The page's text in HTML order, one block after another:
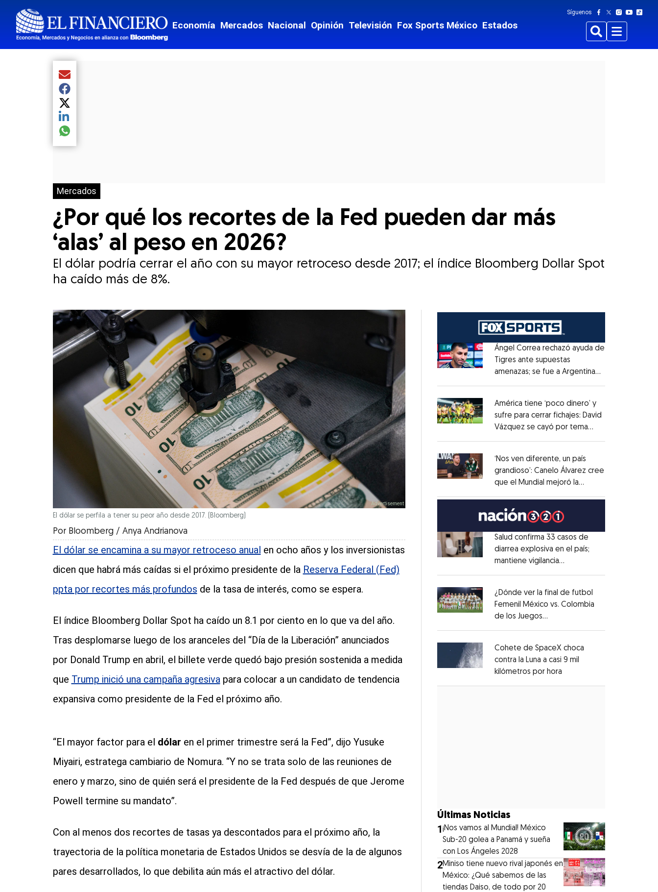
Economía Mercados Nacional Opinión Televisión Fox Sports México Estados
Síguenos
BuscarMenu
Mercados
¿Por qué los recortes de la Fed pueden dar más
‘alas’ al peso en 2026?
El dólar podría cerrar el año con su mayor retroceso desde 2017; el índice Bloomberg Dollar Spot
ha caído más de 8%.
Compartir el artículo actual mediante Email
Compartir el artículo actual mediante Facebook
Compartir el artículo actual mediante Twitter
Compartir el artículo actual mediante LinkedIn
Compartir el artículo actual mediante global.social-whatsapp
El dólar se perfila a tener su peor año desde 2017. (Bloomberg)
Por Bloomberg / Anya Andrianova
El dólar se encamina a su mayor retroceso anual en ocho años y los inversionistas
dicen que habrá más caídas si el próximo presidente de la Reserva Federal (Fed)
ppta por recortes más profundos de la tasa de interés, como se espera.
El índice Bloomberg Dollar Spot ha caído un 8.1 por ciento en lo que va del año.
Tras desplomarse luego de los aranceles del “Día de la Liberación” anunciados
por Donald Trump en abril, el billete verde quedó bajo presión sostenida a medida
que Trump inició una campaña agresivapara colocar a un candidato de tendencia
expansiva como presidente de la Fed el próximo año.
“El mayor factor para el dólar en el primer trimestre será la Fed”, dijo Yusuke
Miyairi, estratega cambiario de Nomura. “Y no se trata solo de las reuniones de
enero y marzo, sino de quién será el presidente de la Fed después de que Jerome
Powell termine su mandato”.
Con al menos dos recortes de tasas ya descontados para el próximo año, la
trayectoria de la política monetaria de Estados Unidos se desvía de la de algunos
pares desarrollados, lo que debilita aún más el atractivo del dólar.
Opens in new window
Ángel Correa rechazó ayuda de
Tigres ante supuestas
amenazas; se fue a Argentina
Opens in new window
América tiene ‘poco dinero’ y
sufre para cerrar fichajes: David
Vázquez se cayó por tema
Opens in new window
‘Nos ven diferente, un país
grandioso’: Canelo Álvarez cree
que el Mundial mejoró la
Opens in new window
Salud confirma 33 casos de
diarrea explosiva en el país;
mantiene vigilancia
Opens in new window
¿Dónde ver la final de futbol
Femenil México vs. Colombia
de los Juegos
Opens in new window
Cohete de SpaceX choca
contra la Luna a casi 9 mil
kilómetros por hora
Últimas Noticias
1¡Nos vamos al Mundial! México
Sub-20 golea a Panamá y sueña
con Los Ángeles 2028
2Miniso tiene nuevo rival japonés en
México: ¿Qué sabemos de las
tiendas Daiso, de todo por 20